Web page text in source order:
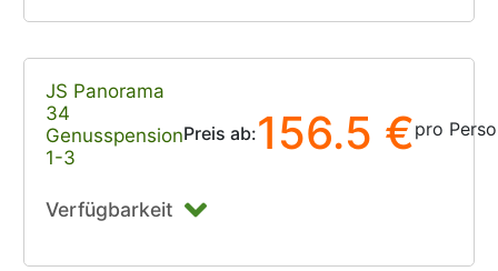
JS Panorama
34
Genusspension
1-3
Preis ab:156.5 €pro
Verfügbarkeit